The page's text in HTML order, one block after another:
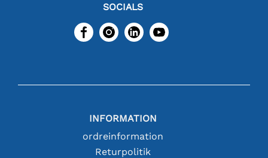
SOCIALS
INFORMATION
ordreinformation
Returpolitik